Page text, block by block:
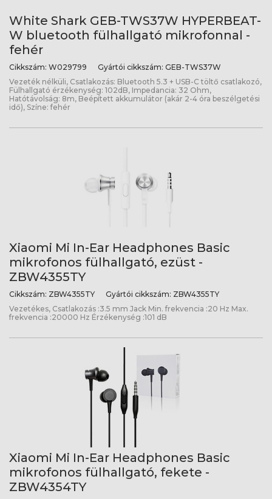
White Shark GEB-TWS37W HYPERBEAT-
W bluetooth fülhallgató mikrofonnal -
fehér
Cikkszám: W029799 Gyártói cikkszám: GEB-TWS37W
Vezeték nélküli, Csatlakozás: Bluetooth 5.3 + USB-C töltő csatlakozó,
Fülhallgató érzékenység: 102dB, Impedancia: 32 Ohm,
Hatótávolság: 8m, Beépített akkumulátor (akár 2-4 óra beszélgetési
idő), Színe: fehér
Xiaomi Mi In-Ear Headphones Basic
mikrofonos fülhallgató, ezüst -
ZBW4355TY
Cikkszám: ZBW4355TY Gyártói cikkszám: ZBW4355TY
Vezetékes, Csatlakozás :3.5 mm Jack Min. frekvencia :20 Hz Max.
frekvencia :20000 Hz Érzékenység :101 dB
Xiaomi Mi In-Ear Headphones Basic
mikrofonos fülhallgató, fekete -
ZBW4354TY